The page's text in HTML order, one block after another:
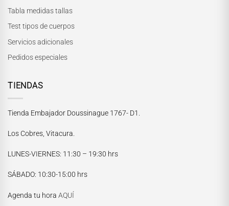
Tabla medidas tallas
Test tipos de cuerpos
Servicios adicionales
Pedidos especiales
TIENDAS
Tienda Embajador Doussinague 1767- D1.
Los Cobres, Vitacura.
LUNES-VIERNES: 11:30 – 19:30 hrs
SÁBADO: 10:30-15:00 hrs
Agenda tu hora AQUÍ
María Paskaró